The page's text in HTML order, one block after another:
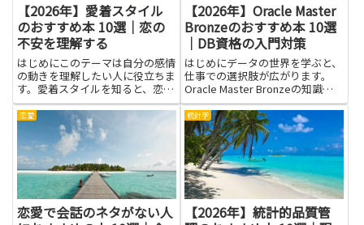
【2026年】愛着スタイル
のおすすめ本 10選｜恋の
不安を理解する
はじめにこのテーマは自分の感情
の動きを理解したい人に役立ちま
す。愛着スタイルを知ると、恋愛
で感じる不安の背景が見えやすく
なり、相手との距離感を整えるヒ
ントを探す手がかりになります。
まず自分の考え方の癖を知ること
ができ、相手の行動の意味を読
み...
【2026年】Oracle Master
Bronzeのおすすめ本 10選
｜DB資格の入門対策
はじめにデータの世界を学ぶと、
仕事での選択肢が広がります。
Oracle Master Bronzeの知識は
データベースのしくみを基礎から
理解する第一歩になり、入門対策
として役立つ本を読むとSQLの基
本やデータの扱い方、システムの
考え方が自然...
恋愛
恋愛で会話のネタがない人
統計学
【2026年】統計的品質管